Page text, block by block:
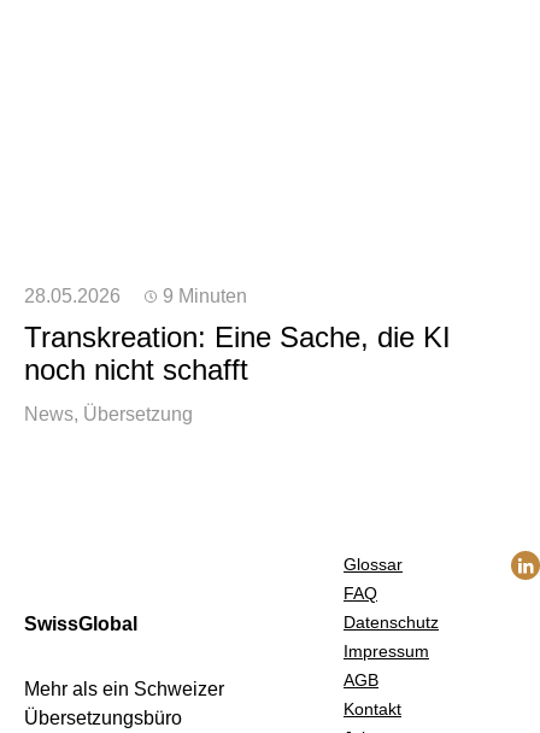
28.05.2026 9 Minuten
Transkreation: Eine Sache, die KI
noch nicht schafft
News Übersetzung
SwissGlobal
Mehr als ein Schweizer
Übersetzungsbüro
Glossar
FAQ
Datenschutz
Impressum
AGB
Kontakt